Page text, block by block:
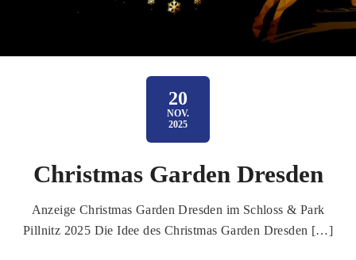
20
NOV.
2025
Christmas Garden Dresden
Anzeige Christmas Garden Dresden im Schloss & Park
Pillnitz 2025 Die Idee des Christmas Garden Dresden […]